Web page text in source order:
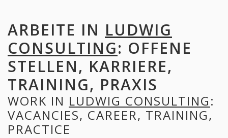
ARBEITE IN LUDWIG
CONSULTING: OFFENE
STELLEN, KARRIERE,
TRAINING, PRAXIS
WORK IN LUDWIG CONSULTING:
VACANCIES, CAREER, TRAINING,
PRACTICE